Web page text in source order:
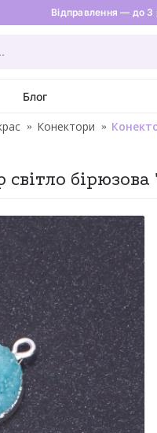
Відправлення — до 3
Блог
Конектори
світло